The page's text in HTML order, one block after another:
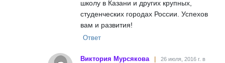
школу в Казани и других крупных,
студенческих городах России. Успехов
вам и развития!
Ответ
Виктория Мурсякова
26 июля, 2016 г. в